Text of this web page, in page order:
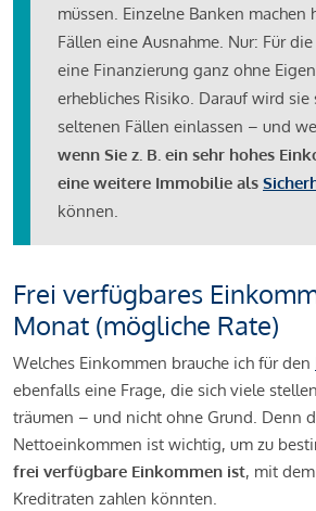
müssen. Einzelne Banken machen
Fällen eine Ausnahme. Nur: Für
eine Finanzierung ganz ohne
erhebliches Risiko. Darauf wird sie
seltenen Fällen einlassen – und
wenn Sie z. B. ein sehr hohes
eine weitere Immobilie als
können.
Frei verfügbares
Monat (mögliche Rate)
Welches Einkommen brauche ich für den
ebenfalls eine Frage, die sich viele
träumen – und nicht ohne Grund. Denn
Nettoeinkommen ist wichtig, um zu
frei verfügbare Einkommen ist, mit
Kreditraten zahlen könnten.